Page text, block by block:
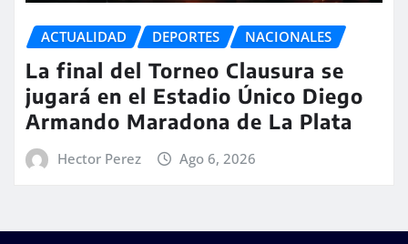
ACTUALIDAD DEPORTES NACIONALES
La final del Torneo Clausura se
jugará en el Estadio Único Diego
Armando Maradona de La Plata
Hector Perez Ago 6, 2026